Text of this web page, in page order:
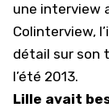
une interview
Colinterview,
détail sur son
l’été 2013.
Lille avait